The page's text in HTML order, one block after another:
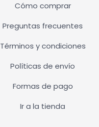
Cómo comprar
Preguntas frecuentes
Términos y condiciones
Políticas de envío
Formas de pago
Ir a la tienda